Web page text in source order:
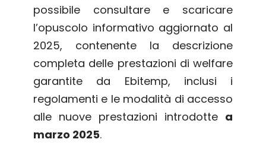
possibile consultare e scaricare
l’opuscolo informativo aggiornato al
2025, contenente la descrizione
completa delle prestazioni di welfare
garantite da Ebitemp, inclusi i
regolamenti e le modalità di accesso
alle nuove prestazioni introdotte a
marzo 2025.